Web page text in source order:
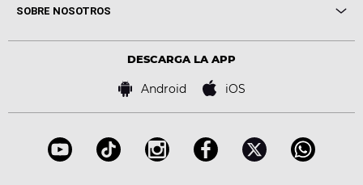
Locutores Europa FM
Cine y Televisión
Virales
SOBRE NOSOTROS
Bases de concursos
DESCARGA LA APP
Android iOS